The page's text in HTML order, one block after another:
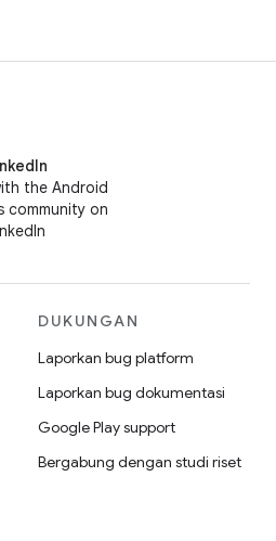
the Android
community on
DUKUNGAN
Laporkan bug platform
Laporkan bug dokumentasi
Google Play support
Bergabung dengan studi riset